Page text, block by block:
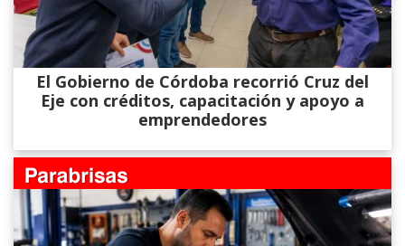
El Gobierno de Córdoba recorrió Cruz del
Eje con créditos, capacitación y apoyo a
emprendedores